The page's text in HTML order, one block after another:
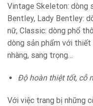
Vintage Skeleton: dòng
Bentley, Lady Bentley:
nữ, Classic: dòng phổ
dòng sản phẩm với
nhàng, sang trọng…
Độ hoàn thiệt tốt, cỗ
Với việc trang bị những